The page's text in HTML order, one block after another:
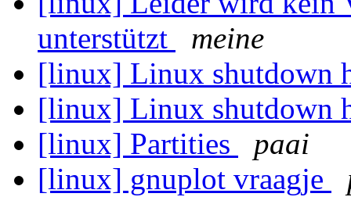
unterstützt
meine
[linux] Linux shutdown
[linux] Linux shutdown
[linux] Partities
paai
[linux] gnuplot vraagje